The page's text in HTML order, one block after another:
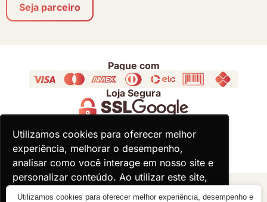
Utilizamos cookies para oferecer melhor
experiência, melhorar o desempenho,
analisar como você interage em nosso site e
personalizar conteúdo. Ao utilizar este site,
você concorda com o uso de cookies.
Utilizamos cookies para oferecer melhor
experiência, melhorar o desempenho,
analisar como você interage em nosso site e
personalizar conteúdo. Ao utilizar este site,
você concorda com o uso de cookies.
Seja parceiro
Pague com
Loja Segura
Acompanhe
© 2000 - 2026 - Divina Haus - CNPJ: 18.930.821/0001-92
Utilizamos cookies para oferecer melhor experiência, desempenho e